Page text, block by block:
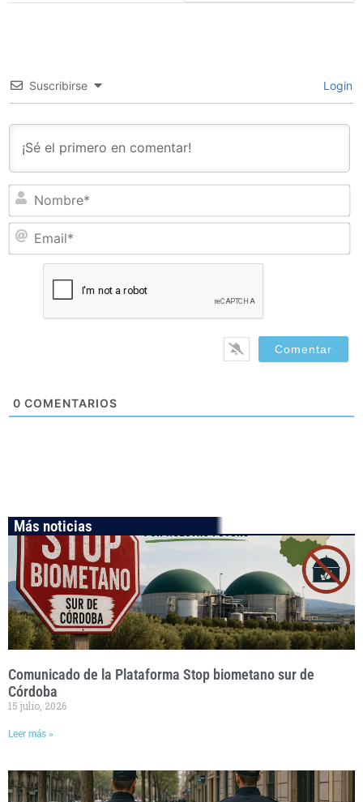
Suscribirse Login
0 COMENTARIOS
Más noticias
Comunicado de la Plataforma Stop biometano sur de
Córdoba
15 julio, 2026
Leer más »